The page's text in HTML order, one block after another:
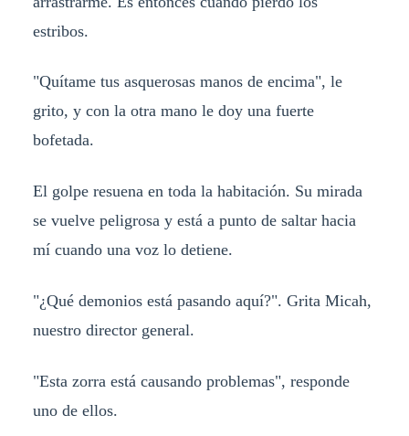
estribos.
"Quítame tus asquerosas manos de encima", le
grito, y con la otra mano le doy una fuerte
bofetada.
El golpe resuena en toda la habitación. Su mirada
se vuelve peligrosa y está a punto de saltar hacia
mí cuando una voz lo detiene.
"¿Qué demonios está pasando aquí?". Grita Micah,
nuestro director general.
"Esta zorra está causando problemas", responde
uno de ellos.